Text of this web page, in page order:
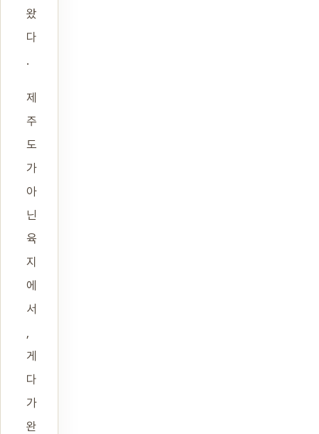
왔
다
.
제
주
도
가
아
닌
육
지
에
서
게
다
가
완